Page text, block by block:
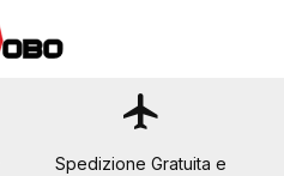
flight
Spedizione Gratuita e